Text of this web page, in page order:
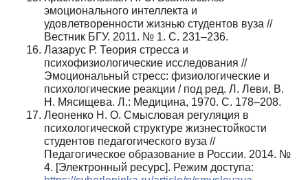
эмоционального интеллекта и
удовлетворенности жизнью студентов вуза //
Вестник БГУ. 2011. № 1. С. 231–236.
Лазарус Р. Теория стресса и
психофизиологические исследования //
Эмоциональный стресс: физиологические и
психологические реакции / под ред. Л. Леви, В.
Н. Мясищева. Л.: Медицина, 1970. С. 178–208.
Леоненко Н. О. Смысловая регуляция в
психологической структуре жизнестойкости
студентов педагогического вуза //
Педагогическое образование в России. 2014. №
4. [Электронный ресурс]. Режим доступа: